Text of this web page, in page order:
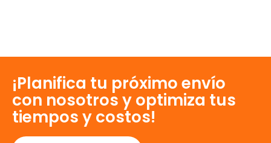
¡Planifica tu próximo envío
con nosotros y optimiza tus
tiempos y costos!